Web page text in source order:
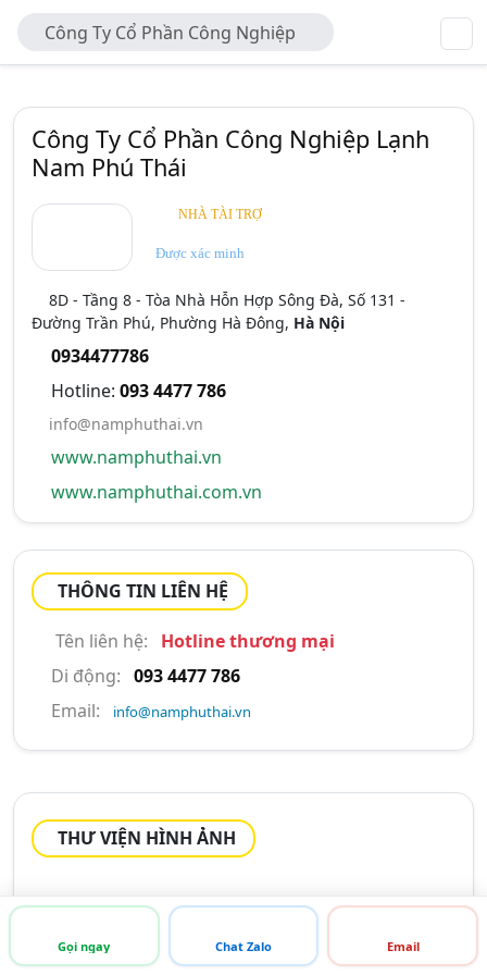
Công Ty Cổ Phần Công Nghiệp
Lạnh Nam Phú Thái
Công Ty Cổ Phần Công Nghiệp Lạnh
Nam Phú Thái
NHÀ TÀI TRỢ
Được xác minh
8D - Tầng 8 - Tòa Nhà Hỗn Hợp Sông Đà, Số 131 -
Đường Trần Phú, Phường Hà Đông, Hà Nội
0934477786
Hotline: 093 4477 786
info@namphuthai.vn
www.namphuthai.vn
www.namphuthai.com.vn
THÔNG TIN LIÊN HỆ
Tên liên hệ:
Hotline thương mại
Di động: 093 4477 786
Email:
info@namphuthai.vn
THƯ VIỆN HÌNH ẢNH
KHO LẠNH
Gọi ngay Chat Zalo Email